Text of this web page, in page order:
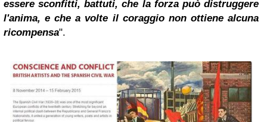
essere sconfitti, battuti, che la forza può distruggere
l'anima, e che a volte il coraggio non ottiene alcuna
ricompensa".